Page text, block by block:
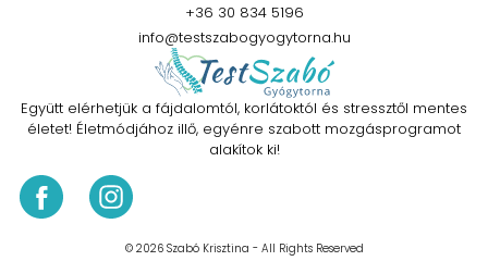
Együtt elérhetjük a fájdalomtól, korlátoktól és stressztől mentes
életet! Életmódjához illő, egyénre szabott mozgásprogramot
alakítok ki!
© 2026 Szabó Krisztina - All Rights Reserved
+36 30 834 5196
info@testszabogyogytorna.hu